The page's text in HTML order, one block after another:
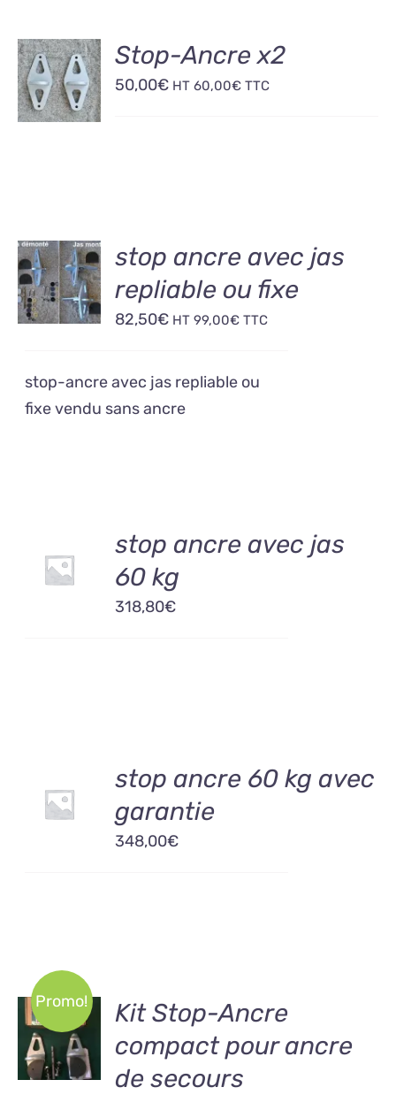
AJOUTER
AU
PANIER
/
DÉTAILS
Stop-Ancre x2
50,00€ HT60,00€ TTC
AJOUTER
AU
PANIER
/
DÉTAILS
stop ancre avec jas
repliable ou fixe
82,50€ HT99,00€ TTC
stop-ancre avec jas repliable ou
fixe vendu sans ancre
AU
PANIER
stop ancre avec jas
60 kg
318,80€
AU
PANIER
stop ancre 60 kg avec
garantie
348,00€
Promo!
AJOUTER
PANIER
/
DÉTAILS
Kit Stop-Ancre
compact pour ancre
de secours